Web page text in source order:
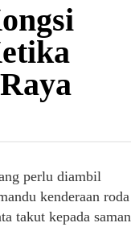
perlu diambil
kenderaan roda
takut kepada saman